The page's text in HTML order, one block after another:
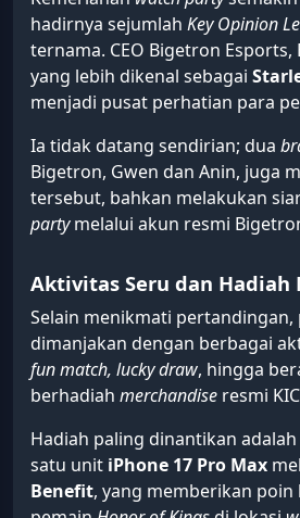
hadirnya sejumlah Key Opinion
ternama. CEO Bigetron Esports,
yang lebih dikenal sebagai
menjadi pusat perhatian para
Ia tidak datang sendirian; dua
Bigetron, Gwen dan Anin, juga
tersebut, bahkan melakukan
partymelalui akun resmi
Aktivitas Seru dan Hadiah
Selain menikmati
dimanjakan dengan berbagai
fun match, lucky draw, hingga
berhadiah merchandise resmi
Hadiah paling dinantikan adalah
satu unit iPhone 17 Pro Max
Benefit, yang memberikan poin